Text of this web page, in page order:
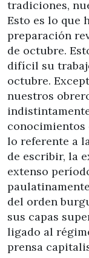
tradiciones,
Esto es lo que
preparación
de octubre.
difícil su
octubre.
nuestros
conocimientos
lo referente a
de escribir, la
extenso
del orden
sus capas
ligado al
prensa